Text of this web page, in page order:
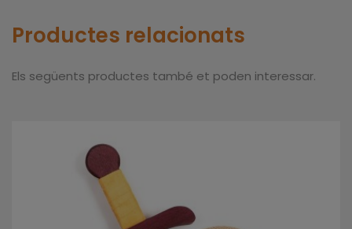
Productes relacionats
Els següents productes també et poden interessar.